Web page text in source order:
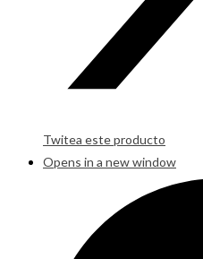
Twitea este producto
Opens in a new window